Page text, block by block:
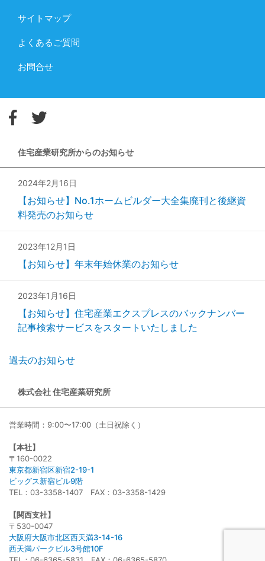
サイトマップ
よくあるご質問
お問合せ
住宅産業研究所からのお知らせ
2024年2月16日
【お知らせ】No.1ホームビルダー大全集廃刊と後継資
料発売のお知らせ
2023年12月1日
【お知らせ】年末年始休業のお知らせ
2023年1月16日
【お知らせ】住宅産業エクスプレスのバックナンバー
記事検索サービスをスタートいたしました
過去のお知らせ
株式会社 住宅産業研究所
営業時間：9:00〜17:00（土日祝除く）
【本社】
〒160-0022
東京都新宿区新宿2-19-1
ビッグス新宿ビル9階
TEL：03-3358-1407 FAX：03-3358-1429
【関西支社】
〒530-0047
大阪府大阪市北区西天満3-14-16
西天満パークビル3号館10F